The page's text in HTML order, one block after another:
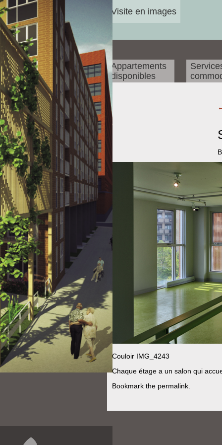
Visite en images
Appartements
disponibles
Couloir IMG_4243
Chaque étage a un salon qui
Bookmark the permalink.